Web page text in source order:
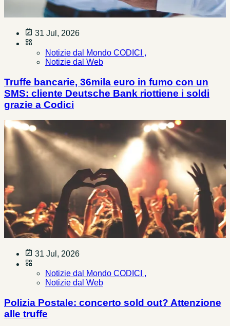
31 Jul, 2026
Notizie dal Mondo CODICI ,
Notizie dal Web
Truffe bancarie, 36mila euro in fumo con un
SMS: cliente Deutsche Bank riottiene i soldi
grazie a Codici
31 Jul, 2026
Notizie dal Mondo CODICI ,
Notizie dal Web
Polizia Postale: concerto sold out? Attenzione
alle truffe